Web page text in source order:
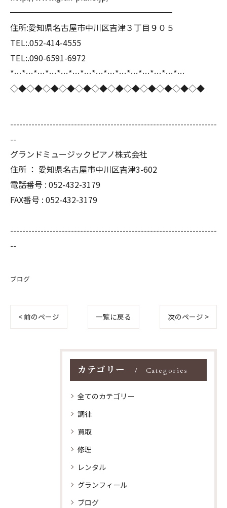
━━━━━━━━━━━━━━━━━━━━
住所:愛知県名古屋市中川区吉津３丁目９０５
TEL:.052-414-4555
TEL:.090-6591-6972
*…*…*…*…*…*…*…*…*…*…*…*…*…*…*…
◇◆◇◆◇◆◇◆◇◆◇◆◇◆◇◆◇◆◇◆◇◆◇◆
--------------------------------------------------------------------
--
グランドミュージックピアノ株式会社
住所 ： 愛知県名古屋市中川区吉津3-602
電話番号 : 052-432-3179
FAX番号 : 052-432-3179
--------------------------------------------------------------------
--
ブログ
< 前のページ 一覧に戻る 次のページ >
カテゴリー Categories
全てのカテゴリー
調律
買取
修理
レンタル
グランフィール
ブログ